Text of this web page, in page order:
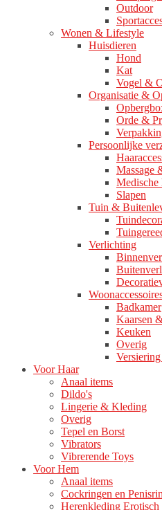
Outdoor
Wonen & Lifestyle
Huisdieren
Hond
Kat
Vogel &
Organisatie &
Orde &
Persoonlijke
Massage
Medische
Slapen
Tuin &
Verlichting
Badkamer
Kaarsen
Keuken
Overig
Voor Haar
Anaal items
Dildo's
Lingerie & Kleding
Overig
Tepel en Borst
Vibrators
Vibrerende Toys
Voor Hem
Anaal items
Cockringen en
Herenkleding Erotisch